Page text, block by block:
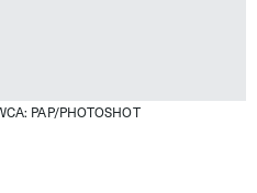
PAP/PHOTOSHOT